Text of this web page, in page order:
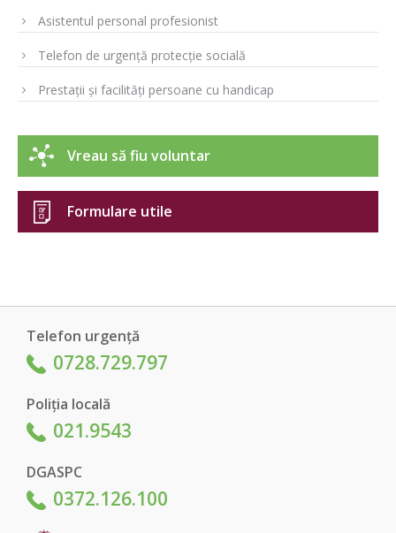
Asistentul personal profesionist
Telefon de urgență protecție socială
Prestații și facilități persoane cu handicap
Vreau să fiu voluntar
Formulare utile
Telefon urgență
0728.729.797
Poliția locală
021.9543
DGASPC
0372.126.100